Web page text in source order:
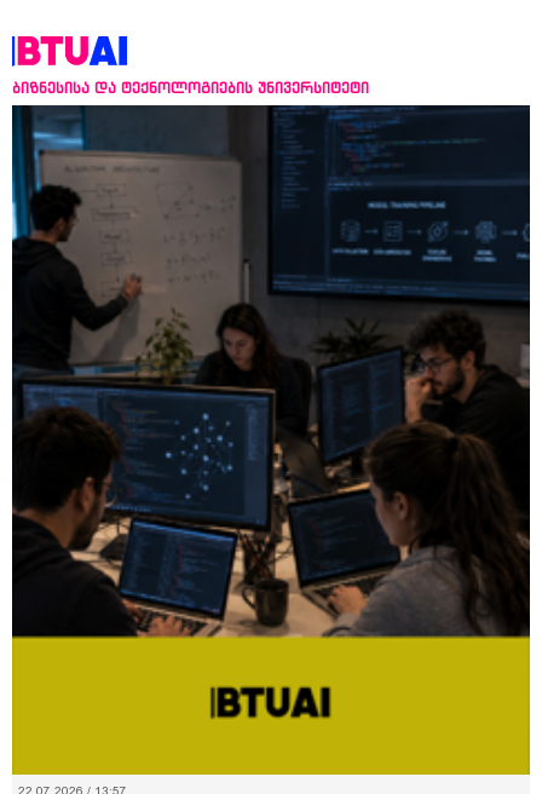
ბიზნესისა და ტექნოლოგიების უნივერსიტეტი